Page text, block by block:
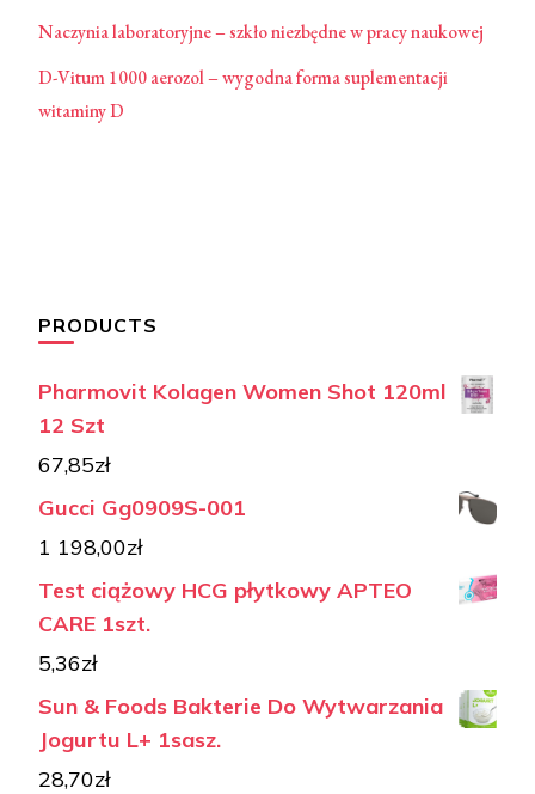
Naczynia laboratoryjne – szkło niezbędne w pracy naukowej
D-Vitum 1000 aerozol – wygodna forma suplementacji
witaminy D
PRODUCTS
Pharmovit Kolagen Women Shot 120ml
12 Szt
67,85zł
Gucci Gg0909S-001
1 198,00zł
Test ciążowy HCG płytkowy APTEO
CARE 1szt.
5,36zł
Sun & Foods Bakterie Do Wytwarzania
Jogurtu L+ 1sasz.
28,70zł